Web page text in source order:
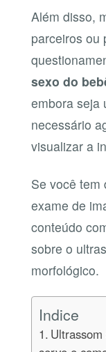
Além disso,
parceiros ou
sexo do
embora seja
necessário
visualizar a
Se você tem
exame de
conteúdo
sobre o
morfológico.
Indice